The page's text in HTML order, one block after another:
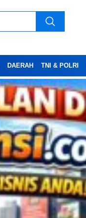
DAERAH TNI & POLRI